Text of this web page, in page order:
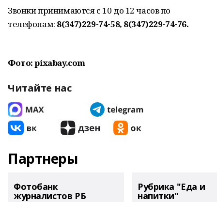
Звонки принимаются с 10 до 12 часов по
телефонам: 8(347)229-74-58, 8(347)229-74-76.
Фото: pixabay.com
Читайте нас
Партнеры
Фотобанк
журналистов РБ
Рубрика "Еда и
напитки"